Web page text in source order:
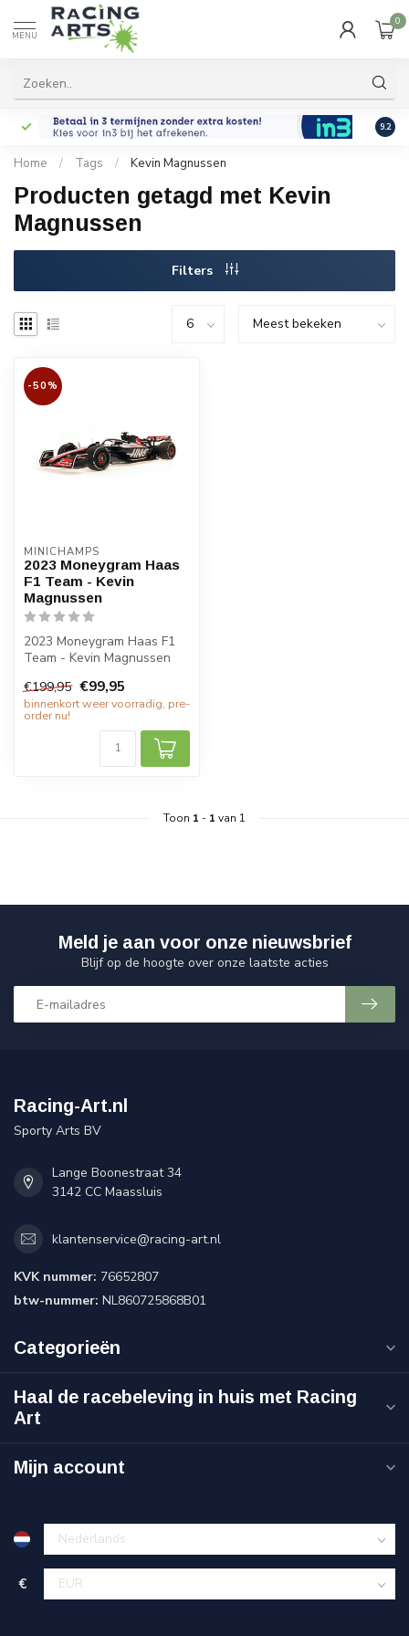
MENU
0
9.2
Home / Tags / Kevin Magnussen
Producten getagd met Kevin
Magnussen
Filters
-50%
MINICHAMPS
2023 Moneygram Haas
F1 Team - Kevin
Magnussen
2023 Moneygram Haas F1
Team - Kevin Magnussen
Een 1:18...
€199,95 €99,95
binnenkort weer voorradig, pre-
order nu!
Toon 1 - 1 van 1
Meld je aan voor onze nieuwsbrief
Blijf op de hoogte over onze laatste acties
Racing-Art.nl
Sporty Arts BV
Lange Boonestraat 34
3142 CC Maassluis
klantenservice@racing-art.nl
KVK nummer: 76652807
btw-nummer: NL860725868B01
Categorieën
Haal de racebeleving in huis met Racing
Art
Mijn account
€